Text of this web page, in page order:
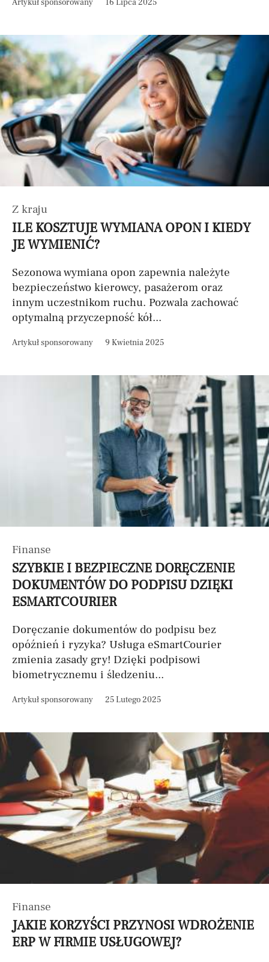
Artykuł sponsorowany 16 Lipca 2025
Z kraju
ILE KOSZTUJE WYMIANA OPON I KIEDY
JE WYMIENIĆ?
Sezonowa wymiana opon zapewnia należyte
bezpieczeństwo kierowcy, pasażerom oraz
innym uczestnikom ruchu. Pozwala zachować
optymalną przyczepność kół...
Artykuł sponsorowany 9 Kwietnia 2025
Finanse
SZYBKIE I BEZPIECZNE DORĘCZENIE
DOKUMENTÓW DO PODPISU DZIĘKI
ESMARTCOURIER
Doręczanie dokumentów do podpisu bez
opóźnień i ryzyka? Usługa eSmartCourier
zmienia zasady gry! Dzięki podpisowi
biometrycznemu i śledzeniu...
Artykuł sponsorowany 25 Lutego 2025
Finanse
JAKIE KORZYŚCI PRZYNOSI WDROŻENIE
ERP W FIRMIE USŁUGOWEJ?